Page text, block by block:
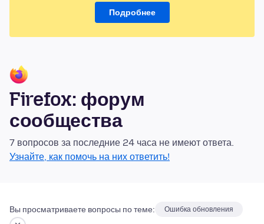
Подробнее
Firefox: форум
сообщества
7 вопросов за последние 24 часа не имеют ответа.
Узнайте, как помочь на них ответить!
Вы просматриваете вопросы по теме: Ошибка обновления